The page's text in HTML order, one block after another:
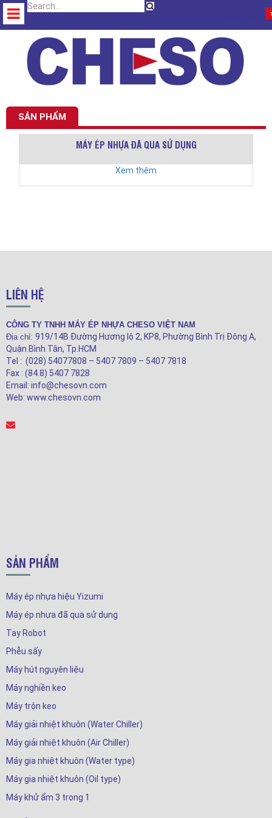
SẢN PHẨM
MÁY ÉP NHỰA ĐÃ QUA SỬ DỤNG
Xem thêm
LIÊN HỆ
CÔNG TY TNHH MÁY ÉP NHỰA CHESO VIỆT NAM
Địa chỉ: 919/14B Đường Hương lộ 2, KP8, Phường Bình Trị Đông A,
Quận Bình Tân, Tp.HCM
Tel : (028) 54077808 – 5407 7809 – 5407 7818
Fax : (84.8) 5407 7828
Email: info@chesovn.com
Web: www.chesovn.com
SẢN PHẨM
Máy ép nhựa hiệu Yizumi
Máy ép nhựa đã qua sử dụng
Tay Robot
Phễu sấy
Máy hút nguyên liệu
Máy nghiền keo
Máy trộn keo
Máy giải nhiệt khuôn (Water Chiller)
Máy giải nhiệt khuôn (Air Chiller)
Máy gia nhiệt khuôn (Water type)
Máy gia nhiệt khuôn (Oil type)
Máy khử ẩm 3 trong 1